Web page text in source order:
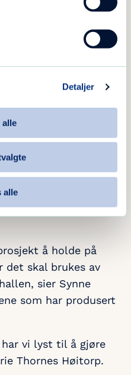
Detaljer
alle
alle
å holde på
det skal brukes av
sier Synne
som har produsert
vi lyst til å gjøre
Thornes Høitorp.